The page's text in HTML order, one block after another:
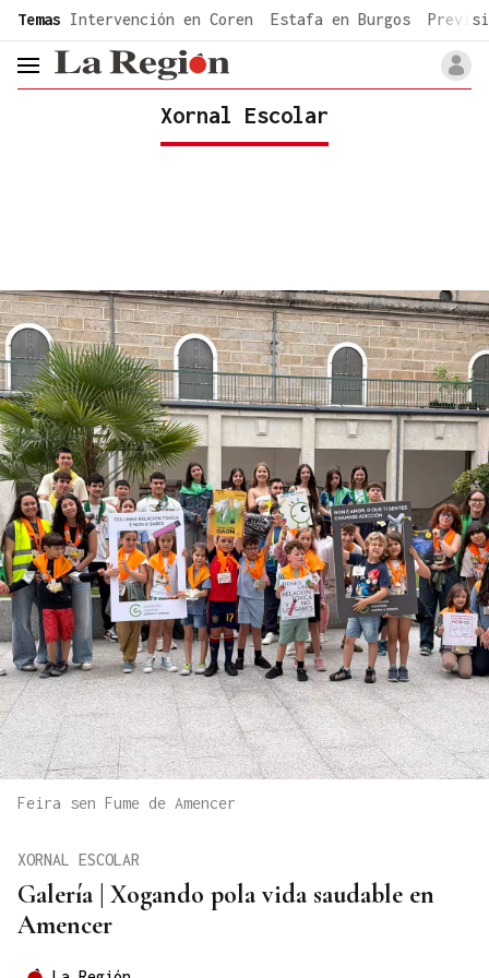
common.go-to-content
Temas Intervención en Coren Estafa en Burgos
header.menu.open
Xornal Escolar
Feira sen Fume de Amencer
Galería | Xogando pola vida saudable en
Amencer
XORNAL ESCOLAR